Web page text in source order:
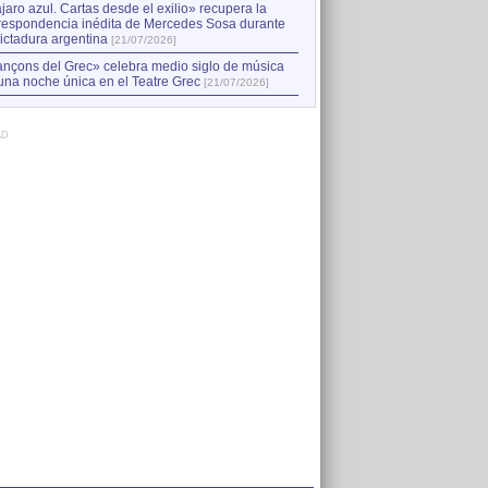
azul. Cartas desde el exilio» recupera la
inédita de Mercedes Sosa durante
argentina [21/07/2026]
del Grec» celebra medio siglo de música
noche única en el Teatre Grec [21/07/2026]